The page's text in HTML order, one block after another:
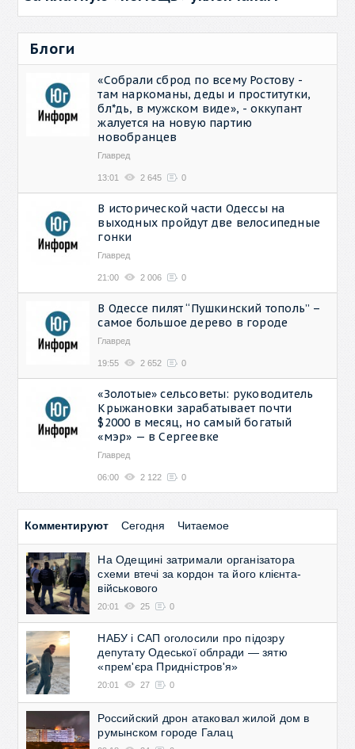
Блоги
«Собрали сброд по всему Ростову -
там наркоманы, деды и проститутки,
бл*дь, в мужском виде», - оккупант
жалуется на новую партию
новобранцев
Главред
13:01 2 645 0
В исторической части Одессы на
выходных пройдут две велосипедные
гонки
Главред
21:00 2 006 0
В Одессе пилят “Пушкинский тополь” –
самое большое дерево в городе
Главред
19:55 2 652 0
«Золотые» сельсоветы: руководитель
Крыжановки зарабатывает почти
$2000 в месяц, но самый богатый
«мэр» — в Сергеевке
Главред
06:00 2 122 0
Комментируют Сегодня Читаемое
На Одещині затримали організатора
схеми втечі за кордон та його клієнта-
військового
20:01 25 0
НАБУ і САП оголосили про підозру
депутату Одеської облради — зятю
«прем'єра Придністров'я»
20:01 27 0
Российский дрон атаковал жилой дом в
румынском городе Галац